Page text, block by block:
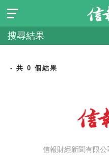
搜尋結果
- 共 0 個結果
信報財經新聞有限公